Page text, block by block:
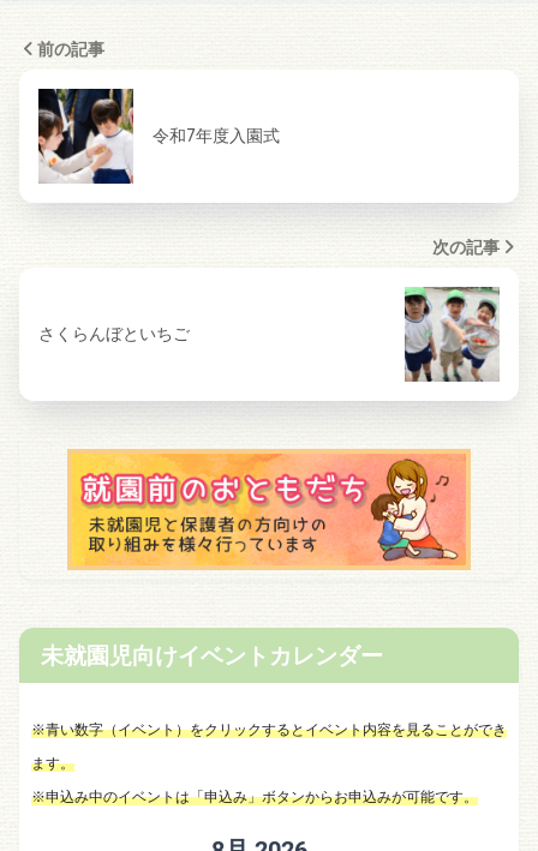
前の記事
令和7年度入園式
次の記事
さくらんぼといちご
未就園児向けイベントカレンダー
※青い数字（イベント）をクリックするとイベント内容を見ることができ
ます。
※申込み中のイベントは「申込み」ボタンからお申込みが可能です。